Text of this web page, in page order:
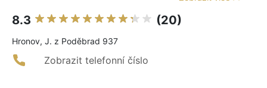
8.3 (20)
Hronov, J. z Poděbrad 937
Zobrazit telefonní číslo